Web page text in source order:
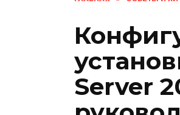
Server